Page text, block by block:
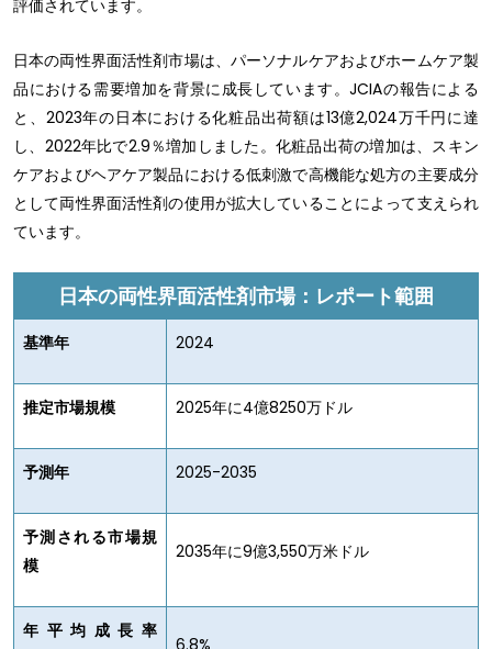
評価されています。
日本の両性界面活性剤市場は、パーソナルケアおよびホームケア製
品における需要増加を背景に成長しています。JCIAの報告による
と、2023年の日本における化粧品出荷額は13億2,024万千円に達
し、2022年比で2.9％増加しました。化粧品出荷の増加は、スキン
ケアおよびヘアケア製品における低刺激で高機能な処方の主要成分
として両性界面活性剤の使用が拡大していることによって支えられ
ています。
日本の両性界面活性剤市場：レポート範囲
基準年 2024
推定市場規模 2025年に4億8250万ドル
予測年 2025-2035
予測される市場規
模
2035年に9億3,550万米ドル
年平均成長率
6.8%